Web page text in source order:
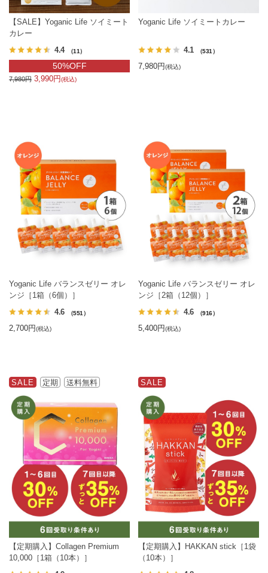
【SALE】Yoganic Life ソイミート
カレー
4.4 （11）
50%OFF
7,980円 3,990円(税込)
Yoganic Life ソイミートカレー
4.1 （531）
7,980円(税込)
Yoganic Life バランスゼリー オレ
ンジ［1箱（6個）］
4.6 （551）
2,700円(税込)
Yoganic Life バランスゼリー オレ
ンジ［2箱（12個）］
4.6 （916）
5,400円(税込)
SALE 定期 送料無料
【定期購入】Collagen Premium
10,000［1箱（10本）］
SALE
【定期購入】HAKKAN stick［1袋
（10本）］